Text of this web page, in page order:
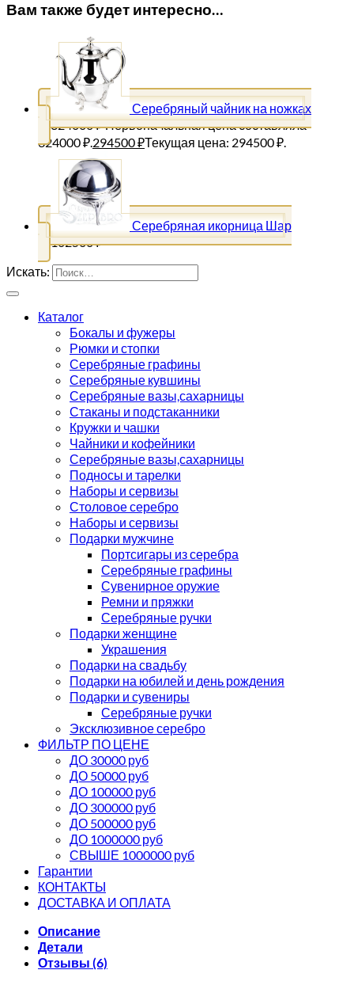
Вам также будет интересно…
Серебряный чайник на ножках
324000₽Первоначальная цена составляла
324000 ₽. 294500₽Текущая цена: 294500 ₽.
Серебряная икорница Шар
102500₽
Искать:
Каталог
Бокалы и фужеры
Рюмки и стопки
Серебряные графины
Серебряные кувшины
Серебряные вазы,сахарницы
Стаканы и подстаканники
Кружки и чашки
Чайники и кофейники
Серебряные вазы,сахарницы
Подносы и тарелки
Наборы и сервизы
Столовое серебро
Наборы и сервизы
Подарки мужчине
Портсигары из серебра
Серебряные графины
Сувенирное оружие
Ремни и пряжки
Серебряные ручки
Подарки женщине
Украшения
Подарки на свадьбу
Подарки на юбилей и день рождения
Подарки и сувениры
Серебряные ручки
Эксклюзивное серебро
ФИЛЬТР ПО ЦЕНЕ
ДО 30000 руб
ДО 50000 руб
ДО 100000 руб
ДО 300000 руб
ДО 500000 руб
ДО 1000000 руб
СВЫШЕ 1000000 руб
Гарантии
КОНТАКТЫ
ДОСТАВКА И ОПЛАТА
Описание
Детали
Отзывы (6)